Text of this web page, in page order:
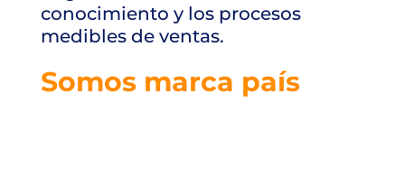
conocimiento y los procesos
medibles de ventas.
Somos marca país